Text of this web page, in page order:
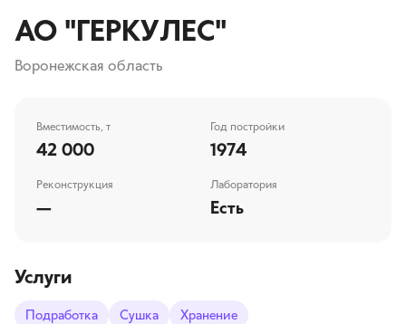
АО "ГЕРКУЛЕС"
Воронежская область
Вместимость, т
42 000
Год постройки
1974
Реконструкция
—
Лаборатория
Есть
Услуги
Подработка Сушка Хранение